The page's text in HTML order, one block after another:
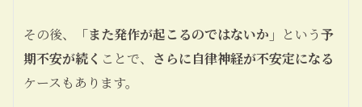
その後、 「また発作が起こるのではないか」 という予
期不安が続く ことで、 さらに自律神経が不安定になる
ケースもあります。